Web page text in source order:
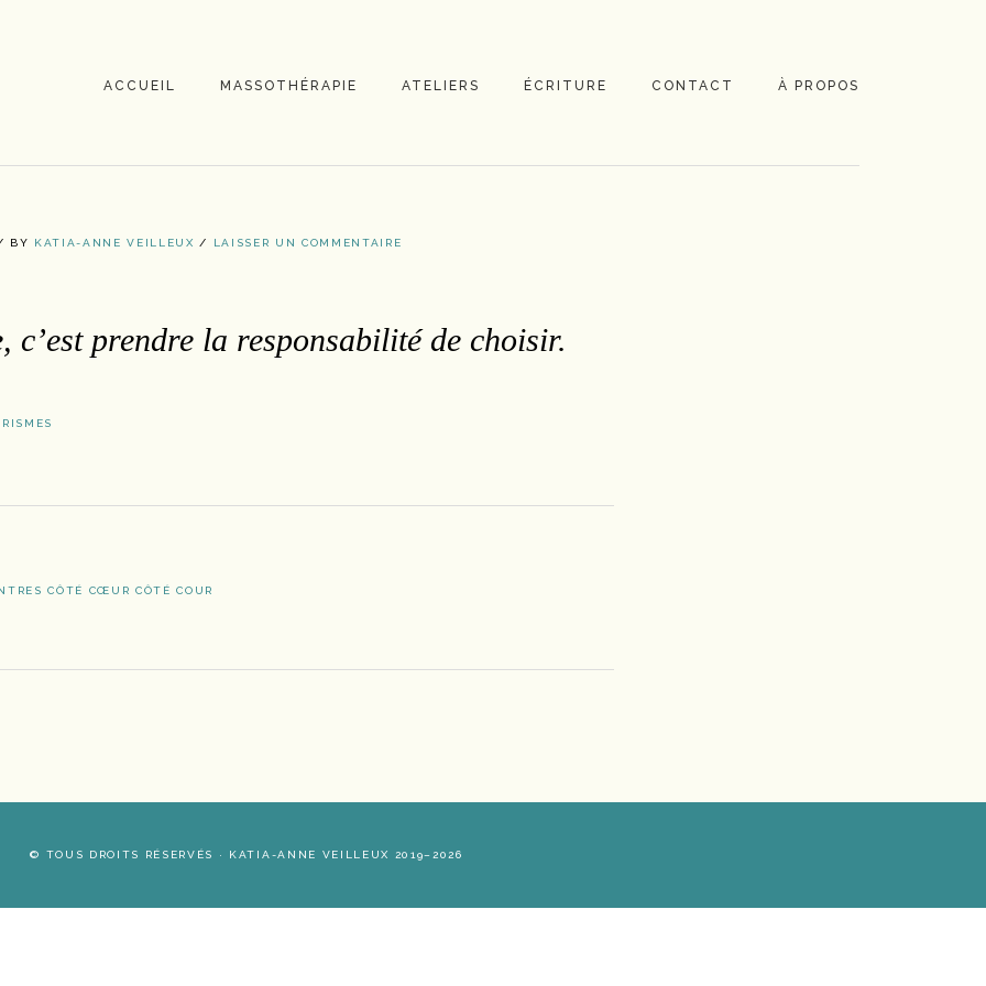
ACCUEIL MASSOTHÉRAPIE ATELIERS ÉCRITURE CONTACT À PROPOS
BY KATIA-ANNE VEILLEUX / LAISSER UN COMMENTAIRE
c’est prendre la responsabilité de choisir.
CÔTÉ CŒUR CÔTÉ COUR
© TOUS DROITS RÉSERVÉS · KATIA-ANNE VEILLEUX 2019–2026